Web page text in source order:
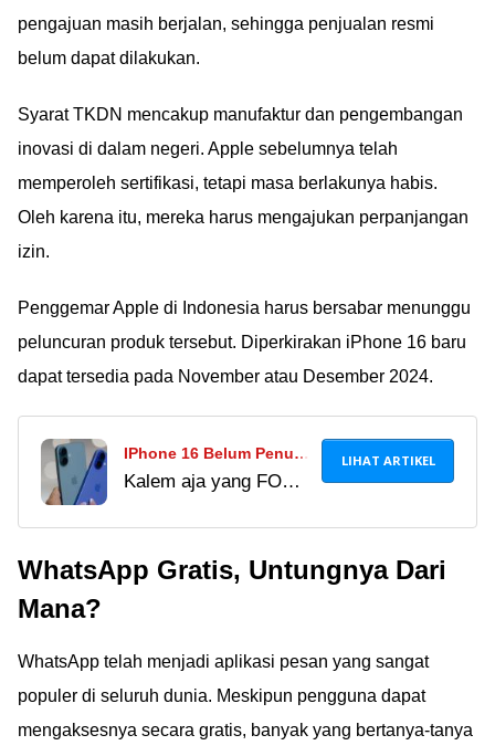
pengajuan masih berjalan, sehingga penjualan resmi
belum dapat dilakukan.
Syarat TKDN mencakup manufaktur dan pengembangan
inovasi di dalam negeri. Apple sebelumnya telah
memperoleh sertifikasi, tetapi masa berlakunya habis.
Oleh karena itu, mereka harus mengajukan perpanjangan
izin.
Penggemar Apple di Indonesia harus bersabar menunggu
peluncuran produk tersebut. Diperkirakan iPhone 16 baru
dapat tersedia pada November atau Desember 2024.
IPhone 16 Belum Penuhi
TKDN, Kemenperin:
Kalem aja yang FOMO
nunggu yang bener-
terjamin aman!
LIHAT ARTIKEL
WhatsApp Gratis, Untungnya Dari
Mana?
WhatsApp telah menjadi aplikasi pesan yang sangat
populer di seluruh dunia. Meskipun pengguna dapat
mengaksesnya secara gratis, banyak yang bertanya-tanya